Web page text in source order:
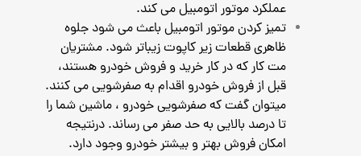
عملکرد موتور اتومبیل می کند.
تمیز کردن موتور اتومبیل باعث می شود جلوه
ظاهری قطعات زیر کاپوت زیباتر شود. مشتریان
مت کار که در کار خرید و فروش خودرو هستند،
قبل از فروش خودرو اقدام به صفرشویی می کنند.
میتوان گفت که صفرشویی خودرو ، ماشین شما را
تا درصد بالایی به حد صفر می رساند. درنتیجه
امکان فروش بهتر و بیشتر خودرو وجود دارد.